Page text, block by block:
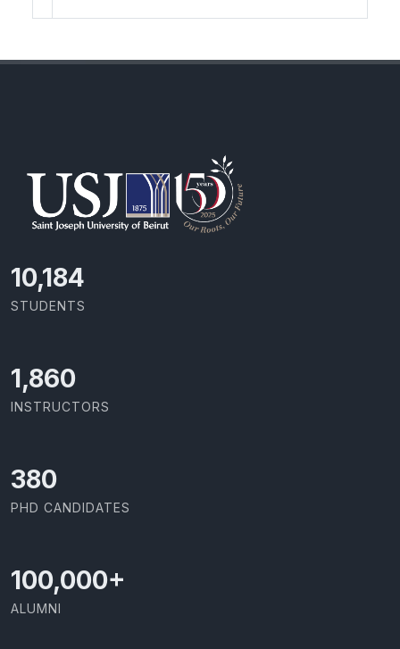
11,110
STUDENTS
2,029
INSTRUCTORS
414
PHD CANDIDATES
100,000+
ALUMNI